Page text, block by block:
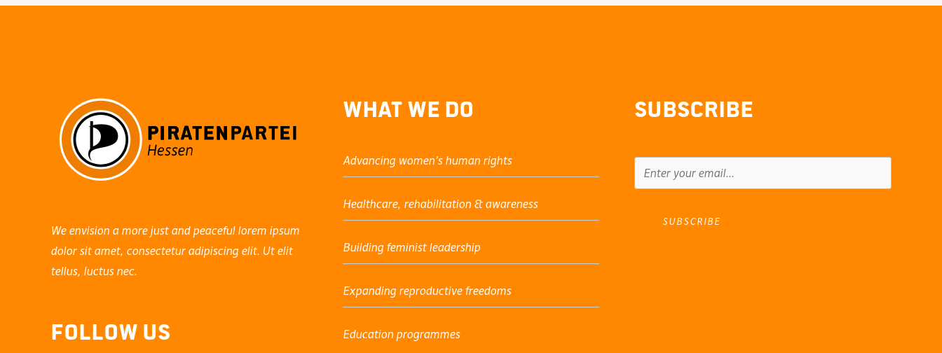
We envision a more just and peaceful lorem ipsum
dolor sit amet, consectetur adipiscing elit. Ut elit
tellus, luctus nec.
Follow Us
What We Do
Advancing women’s human rights
Healthcare, rehabilitation & awareness
Building feminist leadership
Expanding reproductive freedoms
Education programmes
Subscribe
SUBSCRIBE